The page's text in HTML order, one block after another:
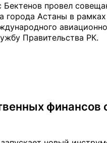
провел
города Астаны в
Правительства РК.
финансов